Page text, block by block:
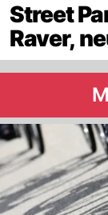
Street
Raver,